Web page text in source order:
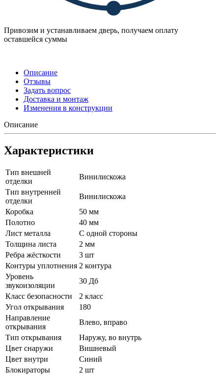
Привозим и устанавливаем дверь, получаем оплату
оставшейся суммы
Описание
Отзывы
Задать вопрос
Доставка и монтаж
Изменения в конструкции
Описание
Характеристики
Тип внешней
отделки
Винилискожа
Тип внутренней
отделки
Винилискожа
Коробка
50 мм
Полотно
40 мм
Лист металла
С одной стороны
Толщина листа
2 мм
Ребра жёсткости
3 шт
Контуры уплотнения 2 контура
Уровень
звукоизоляции
30 Дб
Класс безопасности
2 класс
Угол открывания
180
Направление
открывания
Влево, вправо
Тип открывания
Наружу, во внутрь
Цвет снаружи
Вишневый
Цвет внутри
Синий
Блокираторы
2 шт